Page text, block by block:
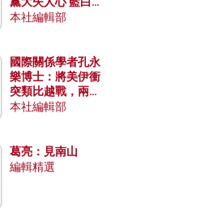
合作有望拿下七成
本社編輯部
國際關係學者孔永
樂博士：將美伊衝
突類比越戰，兩者
有何異同？中國崛
本社編輯部
葛亮：見南山
編輯精選